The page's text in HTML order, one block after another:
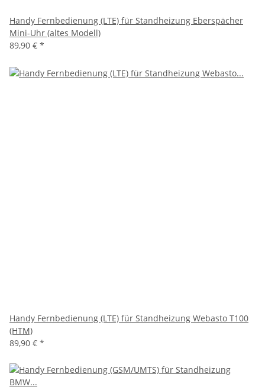
Handy Fernbedienung (LTE) für Standheizung Eberspächer
Mini-Uhr (altes Modell)
89,90 € *
Handy Fernbedienung (LTE) für Standheizung Webasto T100
(HTM)
89,90 € *